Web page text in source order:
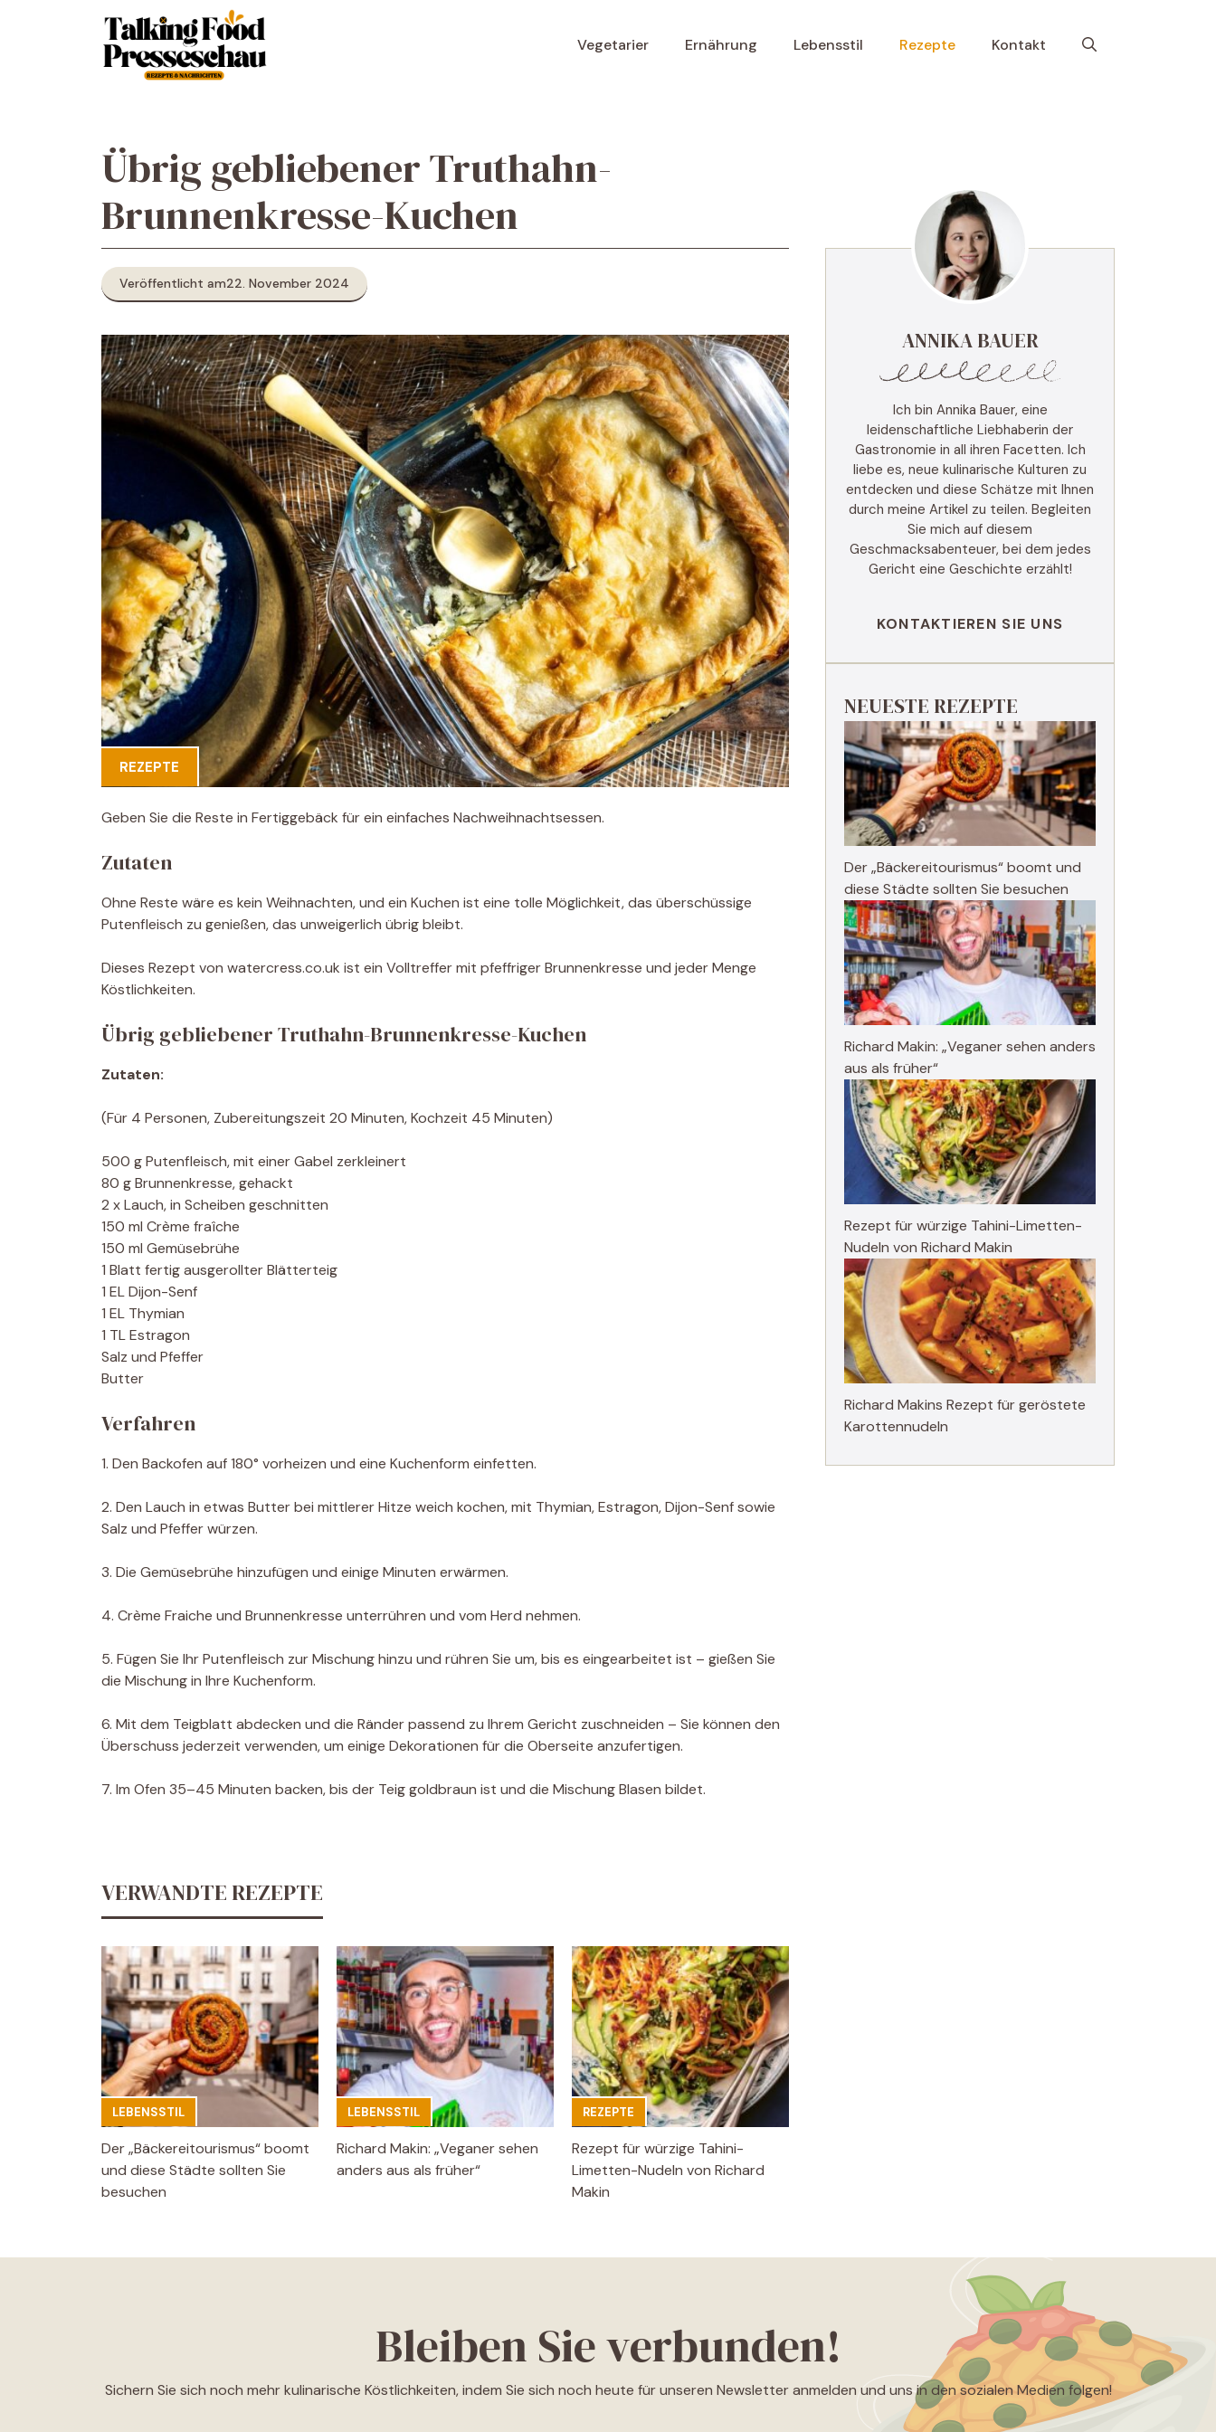
Vegetarier Ernährung Lebensstil Rezepte Kontakt
Übrig gebliebener Truthahn-
Brunnenkresse-Kuchen
Veröffentlicht am22. November 2024
REZEPTE
Geben Sie die Reste in Fertiggebäck für ein einfaches Nachweihnachtsessen.
Zutaten
Ohne Reste wäre es kein Weihnachten, und ein Kuchen ist eine tolle Möglichkeit, das überschüssige
Putenfleisch zu genießen, das unweigerlich übrig bleibt.
Dieses Rezept von watercress.co.uk ist ein Volltreffer mit pfeffriger Brunnenkresse und jeder Menge
Köstlichkeiten.
Übrig gebliebener Truthahn-Brunnenkresse-Kuchen
Zutaten:
(Für 4 Personen, Zubereitungszeit 20 Minuten, Kochzeit 45 Minuten)
500 g Putenfleisch, mit einer Gabel zerkleinert
80 g Brunnenkresse, gehackt
2 x Lauch, in Scheiben geschnitten
150 ml Crème fraîche
150 ml Gemüsebrühe
1 Blatt fertig ausgerollter Blätterteig
1 EL Dijon-Senf
1 EL Thymian
1 TL Estragon
Salz und Pfeffer
Butter
Verfahren
1. Den Backofen auf 180° vorheizen und eine Kuchenform einfetten.
2. Den Lauch in etwas Butter bei mittlerer Hitze weich kochen, mit Thymian, Estragon, Dijon-Senf sowie
Salz und Pfeffer würzen.
3. Die Gemüsebrühe hinzufügen und einige Minuten erwärmen.
4. Crème Fraiche und Brunnenkresse unterrühren und vom Herd nehmen.
5. Fügen Sie Ihr Putenfleisch zur Mischung hinzu und rühren Sie um, bis es eingearbeitet ist – gießen Sie
die Mischung in Ihre Kuchenform.
6. Mit dem Teigblatt abdecken und die Ränder passend zu Ihrem Gericht zuschneiden – Sie können den
Überschuss jederzeit verwenden, um einige Dekorationen für die Oberseite anzufertigen.
7. Im Ofen 35–45 Minuten backen, bis der Teig goldbraun ist und die Mischung Blasen bildet.
VERWANDTE REZEPTE
LEBENSSTIL
Der „Bäckereitourismus“ boomt
und diese Städte sollten Sie
besuchen
LEBENSSTIL
Richard Makin: „Veganer sehen
anders aus als früher“
REZEPTE
Rezept für würzige Tahini-
Limetten-Nudeln von Richard
Makin
ANNIKA BAUER
Ich bin Annika Bauer, eine
leidenschaftliche Liebhaberin der
Gastronomie in all ihren Facetten. Ich
liebe es, neue kulinarische Kulturen zu
entdecken und diese Schätze mit Ihnen
durch meine Artikel zu teilen. Begleiten
Sie mich auf diesem
Geschmacksabenteuer, bei dem jedes
Gericht eine Geschichte erzählt!
KONTAKTIEREN SIE UNS
NEUESTE REZEPTE
Der „Bäckereitourismus“ boomt und
diese Städte sollten Sie besuchen
Richard Makin: „Veganer sehen anders
aus als früher“
Rezept für würzige Tahini-Limetten-
Nudeln von Richard Makin
Richard Makins Rezept für geröstete
Karottennudeln
Bleiben Sie verbunden!
Sichern Sie sich noch mehr kulinarische Köstlichkeiten, indem Sie sich noch heute für unseren Newsletter anmelden und uns in den sozialen Medien folgen!